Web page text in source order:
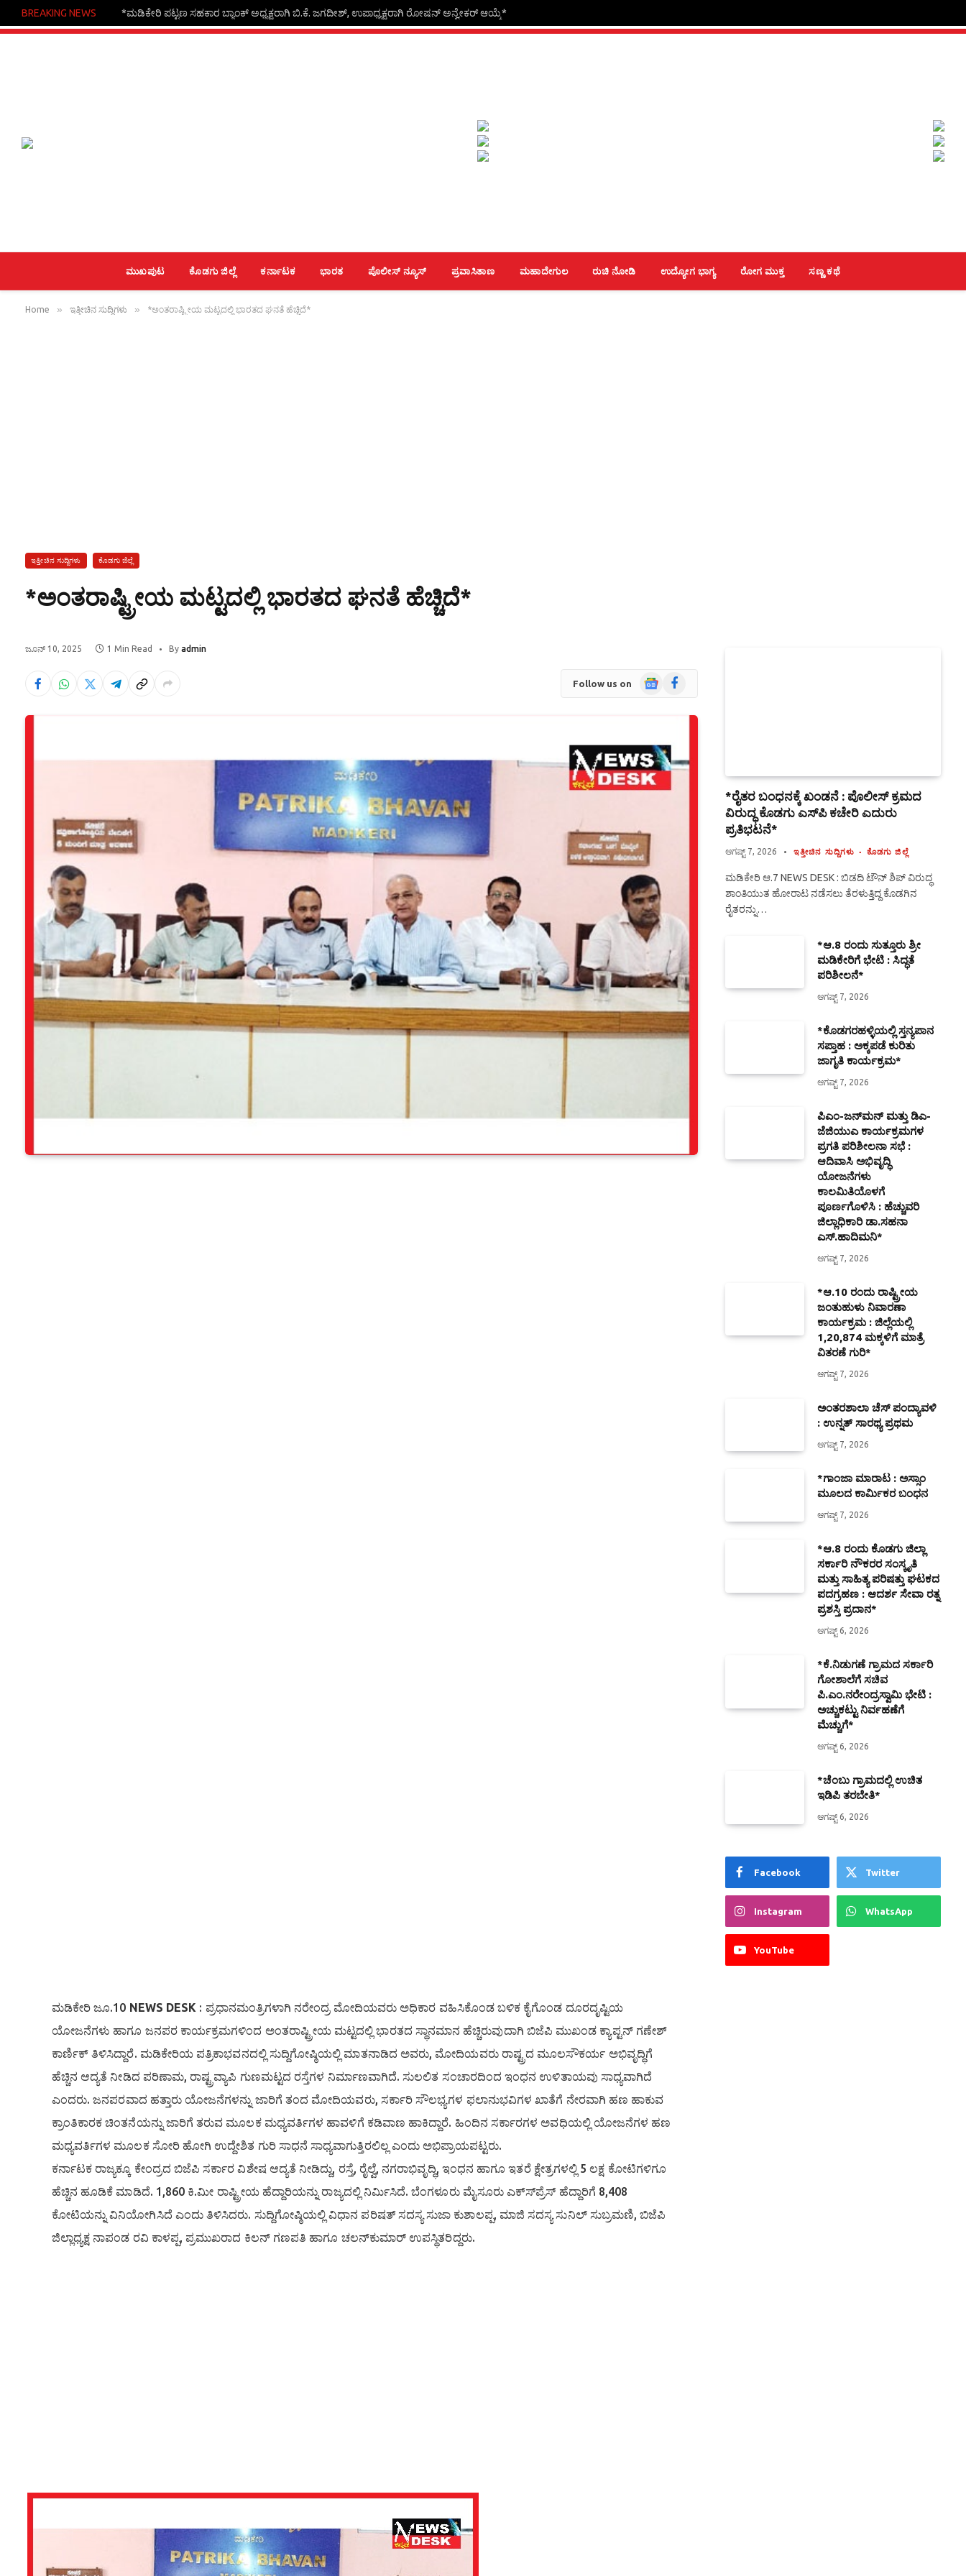
BREAKING NEWS *ಮಡಿಕೇರಿ ಪಟ್ಟಣ ಸಹಕಾರ ಬ್ಯಾಂಕ್ ಅಧ್ಯಕ್ಷರಾಗಿ ಬಿ.ಕೆ. ಜಗದೀಶ್, ಉಪಾಧ್ಯಕ್ಷರಾಗಿ ರೋಷನ್ ಅನ್ವೇಕರ್ ಆಯ್ಕೆ*
ಮುಖಪುಟ ಕೊಡಗು ಜಿಲ್ಲೆ ಕರ್ನಾಟಕ ಭಾರತ ಪೊಲೀಸ್ ನ್ಯೂಸ್ ಪ್ರವಾಸಿತಾಣ ಮಹಾದೇಗುಲ ರುಚಿ ನೋಡಿ ಉದ್ಯೋಗ ಭಾಗ್ಯ ರೋಗ ಮುಕ್ತ ಸಣ್ಣ ಕಥೆ
Home » ಇತ್ತೀಚಿನ ಸುದ್ದಿಗಳು » *ಅಂತರಾಷ್ಟ್ರೀಯ ಮಟ್ಟದಲ್ಲಿ ಭಾರತದ ಘನತೆ ಹೆಚ್ಚಿದೆ*
ಇತ್ತೀಚಿನ ಸುದ್ದಿಗಳು ಕೊಡಗು ಜಿಲ್ಲೆ
*ಅಂತರಾಷ್ಟ್ರೀಯ ಮಟ್ಟದಲ್ಲಿ ಭಾರತದ ಘನತೆ ಹೆಚ್ಚಿದೆ*
ಜೂನ್ 10, 2025 1 Min Read By admin
Follow us on
GoogleFacebook
ಮಡಿಕೇರಿ ಜೂ.10 NEWS DESK : ಪ್ರಧಾನಮಂತ್ರಿಗಳಾಗಿ ನರೇಂದ್ರ ಮೋದಿಯವರು ಅಧಿಕಾರ ವಹಿಸಿಕೊಂಡ ಬಳಿಕ ಕೈಗೊಂಡ ದೂರದೃಷ್ಟಿಯ
ಯೋಜನೆಗಳು ಹಾಗೂ ಜನಪರ ಕಾರ್ಯಕ್ರಮಗಳಿಂದ ಅಂತರಾಷ್ಟ್ರೀಯ ಮಟ್ಟದಲ್ಲಿ ಭಾರತದ ಸ್ಥಾನಮಾನ ಹೆಚ್ಚಿರುವುದಾಗಿ ಬಿಜೆಪಿ ಮುಖಂಡ ಕ್ಯಾಪ್ಟನ್ ಗಣೇಶ್
ಕಾರ್ಣಿಕ್ ತಿಳಿಸಿದ್ದಾರೆ. ಮಡಿಕೇರಿಯ ಪತ್ರಿಕಾಭವನದಲ್ಲಿ ಸುದ್ದಿಗೋಷ್ಠಿಯಲ್ಲಿ ಮಾತನಾಡಿದ ಅವರು, ಮೋದಿಯವರು ರಾಷ್ಟ್ರದ ಮೂಲಸೌಕರ್ಯ ಅಭಿವೃದ್ಧಿಗೆ
ಹೆಚ್ಚಿನ ಆದ್ಯತೆ ನೀಡಿದ ಪರಿಣಾಮ, ರಾಷ್ಟ್ರವ್ಯಾಪಿ ಗುಣಮಟ್ಟದ ರಸ್ತೆಗಳ ನಿರ್ಮಾಣವಾಗಿದೆ. ಸುಲಲಿತ ಸಂಚಾರದಿಂದ ಇಂಧನ ಉಳಿತಾಯವು ಸಾಧ್ಯವಾಗಿದೆ
ಎಂದರು. ಜನಪರವಾದ ಹತ್ತಾರು ಯೋಜನೆಗಳನ್ನು ಜಾರಿಗೆ ತಂದ ಮೋದಿಯವರು, ಸರ್ಕಾರಿ ಸೌಲಭ್ಯಗಳ ಫಲಾನುಭವಿಗಳ ಖಾತೆಗೆ ನೇರವಾಗಿ ಹಣ ಹಾಕುವ
ಕ್ರಾಂತಿಕಾರಕ ಚಿಂತನೆಯನ್ನು ಜಾರಿಗೆ ತರುವ ಮೂಲಕ ಮಧ್ಯವರ್ತಿಗಳ ಹಾವಳಿಗೆ ಕಡಿವಾಣ ಹಾಕಿದ್ದಾರೆ. ಹಿಂದಿನ ಸರ್ಕಾರಗಳ ಅವಧಿಯಲ್ಲಿ ಯೋಜನೆಗಳ ಹಣ
ಮಧ್ಯವರ್ತಿಗಳ ಮೂಲಕ ಸೋರಿ ಹೋಗಿ ಉದ್ದೇಶಿತ ಗುರಿ ಸಾಧನೆ ಸಾಧ್ಯವಾಗುತ್ತಿರಲಿಲ್ಲ ಎಂದು ಅಭಿಪ್ರಾಯಪಟ್ಟರು.
ಕರ್ನಾಟಕ ರಾಜ್ಯಕ್ಕೂ ಕೇಂದ್ರದ ಬಿಜೆಪಿ ಸರ್ಕಾರ ವಿಶೇಷ ಆದ್ಯತೆ ನೀಡಿದ್ದು, ರಸ್ತೆ, ರೈಲ್ವೆ, ನಗರಾಭಿವೃದ್ಧಿ, ಇಂಧನ ಹಾಗೂ ಇತರೆ ಕ್ಷೇತ್ರಗಳಲ್ಲಿ 5 ಲಕ್ಷ ಕೋಟಿಗಳಿಗೂ
ಹೆಚ್ಚಿನ ಹೂಡಿಕೆ ಮಾಡಿದೆ. 1,860 ಕಿ.ಮೀ ರಾಷ್ಟ್ರೀಯ ಹೆದ್ದಾರಿಯನ್ನು ರಾಜ್ಯದಲ್ಲಿ ನಿರ್ಮಿಸಿದೆ. ಬೆಂಗಳೂರು ಮೈಸೂರು ಎಕ್ಸ್‍ಪ್ರೆಸ್ ಹೆದ್ದಾರಿಗೆ 8,408
ಕೋಟಿಯನ್ನು ವಿನಿಯೋಗಿಸಿದೆ ಎಂದು ತಿಳಿಸಿದರು. ಸುದ್ದಿಗೋಷ್ಠಿಯಲ್ಲಿ ವಿಧಾನ ಪರಿಷತ್ ಸದಸ್ಯ ಸುಜಾ ಕುಶಾಲಪ್ಪ, ಮಾಜಿ ಸದಸ್ಯ ಸುನಿಲ್ ಸುಬ್ರಮಣಿ, ಬಿಜೆಪಿ
ಜಿಲ್ಲಾಧ್ಯಕ್ಷ ನಾಪಂಡ ರವಿ ಕಾಳಪ್ಪ, ಪ್ರಮುಖರಾದ ಕಿಲನ್ ಗಣಪತಿ ಹಾಗೂ ಚಲನ್‍ಕುಮಾರ್ ಉಪಸ್ಥಿತರಿದ್ದರು.
*ರೈತರ ಬಂಧನಕ್ಕೆ ಖಂಡನೆ : ಪೊಲೀಸ್ ಕ್ರಮದ
ವಿರುದ್ಧ ಕೊಡಗು ಎಸ್‍ಪಿ ಕಚೇರಿ ಎದುರು
ಪ್ರತಿಭಟನೆ*
ಆಗಷ್ಟ್ 7, 2026 ಇತ್ತೀಚಿನ ಸುದ್ದಿಗಳು ಕೊಡಗು ಜಿಲ್ಲೆ
ಮಡಿಕೇರಿ ಆ.7 NEWS DESK : ಬಿಡದಿ ಟೌನ್ ಶಿಪ್ ವಿರುದ್ಧ
ಶಾಂತಿಯುತ ಹೋರಾಟ ನಡೆಸಲು ತೆರಳುತ್ತಿದ್ದ ಕೊಡಗಿನ
ರೈತರನ್ನು…
*ಆ.8 ರಂದು ಸುತ್ತೂರು ಶ್ರೀ
ಮಡಿಕೇರಿಗೆ ಭೇಟಿ : ಸಿದ್ಧತೆ
ಪರಿಶೀಲನೆ*
ಆಗಷ್ಟ್ 7, 2026
*ಕೊಡಗರಹಳ್ಳಿಯಲ್ಲಿ ಸ್ತನ್ಯಪಾನ
ಸಪ್ತಾಹ : ಅಕ್ಕಪಡೆ ಕುರಿತು
ಜಾಗೃತಿ ಕಾರ್ಯಕ್ರಮ*
ಆಗಷ್ಟ್ 7, 2026
ಪಿಎಂ-ಜನ್‍ಮನ್ ಮತ್ತು ಡಿಎ-
ಜೆಜಿಯುಎ ಕಾರ್ಯಕ್ರಮಗಳ
ಪ್ರಗತಿ ಪರಿಶೀಲನಾ ಸಭೆ :
ಆದಿವಾಸಿ ಅಭಿವೃದ್ಧಿ
ಯೋಜನೆಗಳು
ಕಾಲಮಿತಿಯೊಳಗೆ
ಪೂರ್ಣಗೊಳಿಸಿ : ಹೆಚ್ಚುವರಿ
ಜಿಲ್ಲಾಧಿಕಾರಿ ಡಾ.ಸಹನಾ
ಎಸ್.ಹಾದಿಮನಿ*
ಆಗಷ್ಟ್ 7, 2026
*ಆ.10 ರಂದು ರಾಷ್ಟ್ರೀಯ
ಜಂತುಹುಳು ನಿವಾರಣಾ
ಕಾರ್ಯಕ್ರಮ : ಜಿಲ್ಲೆಯಲ್ಲಿ
1,20,874 ಮಕ್ಕಳಿಗೆ ಮಾತ್ರೆ
ವಿತರಣೆ ಗುರಿ*
ಆಗಷ್ಟ್ 7, 2026
ಅಂತರಶಾಲಾ ಚೆಸ್ ಪಂದ್ಯಾವಳಿ
: ಉನ್ನತ್ ಸಾರಥ್ಯ ಪ್ರಥಮ
ಆಗಷ್ಟ್ 7, 2026
*ಗಾಂಜಾ ಮಾರಾಟ : ಅಸ್ಸಾಂ
ಮೂಲದ ಕಾರ್ಮಿಕರ ಬಂಧನ
ಆಗಷ್ಟ್ 7, 2026
*ಆ.8 ರಂದು ಕೊಡಗು ಜಿಲ್ಲಾ
ಸರ್ಕಾರಿ ನೌಕರರ ಸಂಸ್ಕೃತಿ
ಮತ್ತು ಸಾಹಿತ್ಯ ಪರಿಷತ್ತು ಘಟಕದ
ಪದಗ್ರಹಣ : ಆದರ್ಶ ಸೇವಾ ರತ್ನ
ಪ್ರಶಸ್ತಿ ಪ್ರದಾನ*
ಆಗಷ್ಟ್ 6, 2026
*ಕೆ.ನಿಡುಗಣೆ ಗ್ರಾಮದ ಸರ್ಕಾರಿ
ಗೋಶಾಲೆಗೆ ಸಚಿವ
ಪಿ.ಎಂ.ನರೇಂದ್ರಸ್ವಾಮಿ ಭೇಟಿ :
ಅಚ್ಚುಕಟ್ಟು ನಿರ್ವಹಣೆಗೆ
ಮೆಚ್ಚುಗೆ*
ಆಗಷ್ಟ್ 6, 2026
*ಚೆಂಬು ಗ್ರಾಮದಲ್ಲಿ ಉಚಿತ
ಇಡಿಪಿ ತರಬೇತಿ*
ಆಗಷ್ಟ್ 6, 2026
Facebook Twitter
Instagram WhatsApp
YouTube